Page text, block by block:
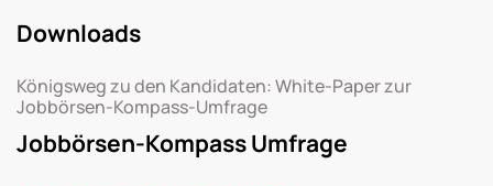
Downloads
Königsweg zu den Kandidaten: White-Paper zur
Jobbörsen-Kompass-Umfrage
Jobbörsen-Kompass Umfrage